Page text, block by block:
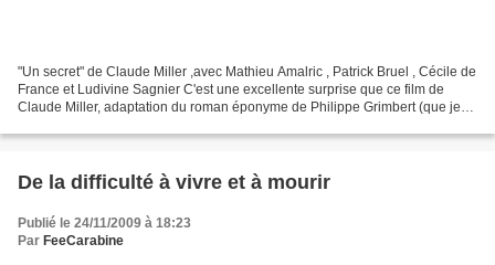
"Un secret" de Claude Miller ,avec Mathieu Amalric , Patrick Bruel , Cécile de
France et Ludivine Sagnier C'est une excellente surprise que ce film de
Claude Miller, adaptation du roman éponyme de Philippe Grimbert (que je
De la difficulté à vivre et à mourir
Publié le 24/11/2009 à 18:23
Par FeeCarabine